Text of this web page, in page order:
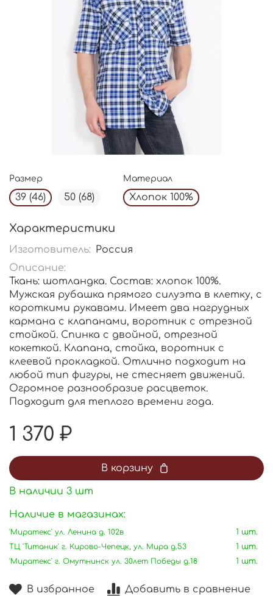
В избранное Добавить в сравнение
Размер
39 (46) 50 (68)
Материал
Хлопок 100%
Характеристики
Изготовитель: Россия
Описание:
Ткань: шотландка. Состав: хлопок 100%.
Мужская рубашка прямого силуэта в клетку, с
короткими рукавами. Имеет два нагрудных
кармана с клапанами, воротник с отрезной
стойкой. Спинка с двойной, отрезной
кокеткой. Клапана, стойка, воротник с
клеевой прокладкой. Отлично подходит на
любой тип фигуры, не стесняет движений.
Огромное разнообразие расцветок.
Подходит для теплого времени года.
1 370 ₽
В корзину
В наличии 3 шт
Наличие в магазинах:
'Миратекс' ул. Ленина д. 102в
1 шт.
ТЦ 'Титаник' г. Кирово-Чепецк, ул. Мира д.53
1 шт.
'Миратекс' г. Омутнинск ул. 30лет Победы д.18
1 шт.